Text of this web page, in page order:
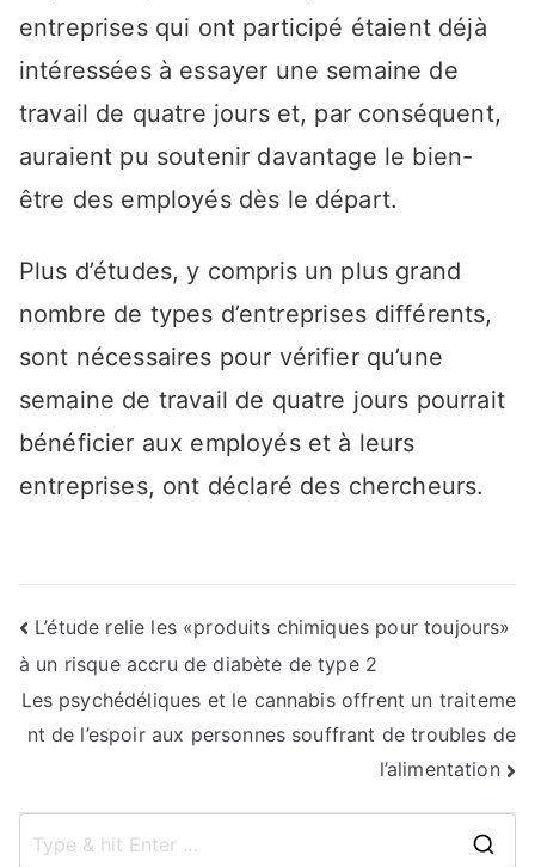
entreprises qui ont participé étaient déjà
intéressées à essayer une semaine de
travail de quatre jours et, par conséquent,
auraient pu soutenir davantage le bien-
être des employés dès le départ.
Plus d’études, y compris un plus grand
nombre de types d’entreprises différents,
sont nécessaires pour vérifier qu’une
semaine de travail de quatre jours pourrait
bénéficier aux employés et à leurs
entreprises, ont déclaré des chercheurs.
Navigation
de
l’article
L’étude relie les «produits chimiques pour toujours»
à un risque accru de diabète de type 2
Les psychédéliques et le cannabis offrent un traiteme
nt de l’espoir aux personnes souffrant de troubles de
l’alimentation